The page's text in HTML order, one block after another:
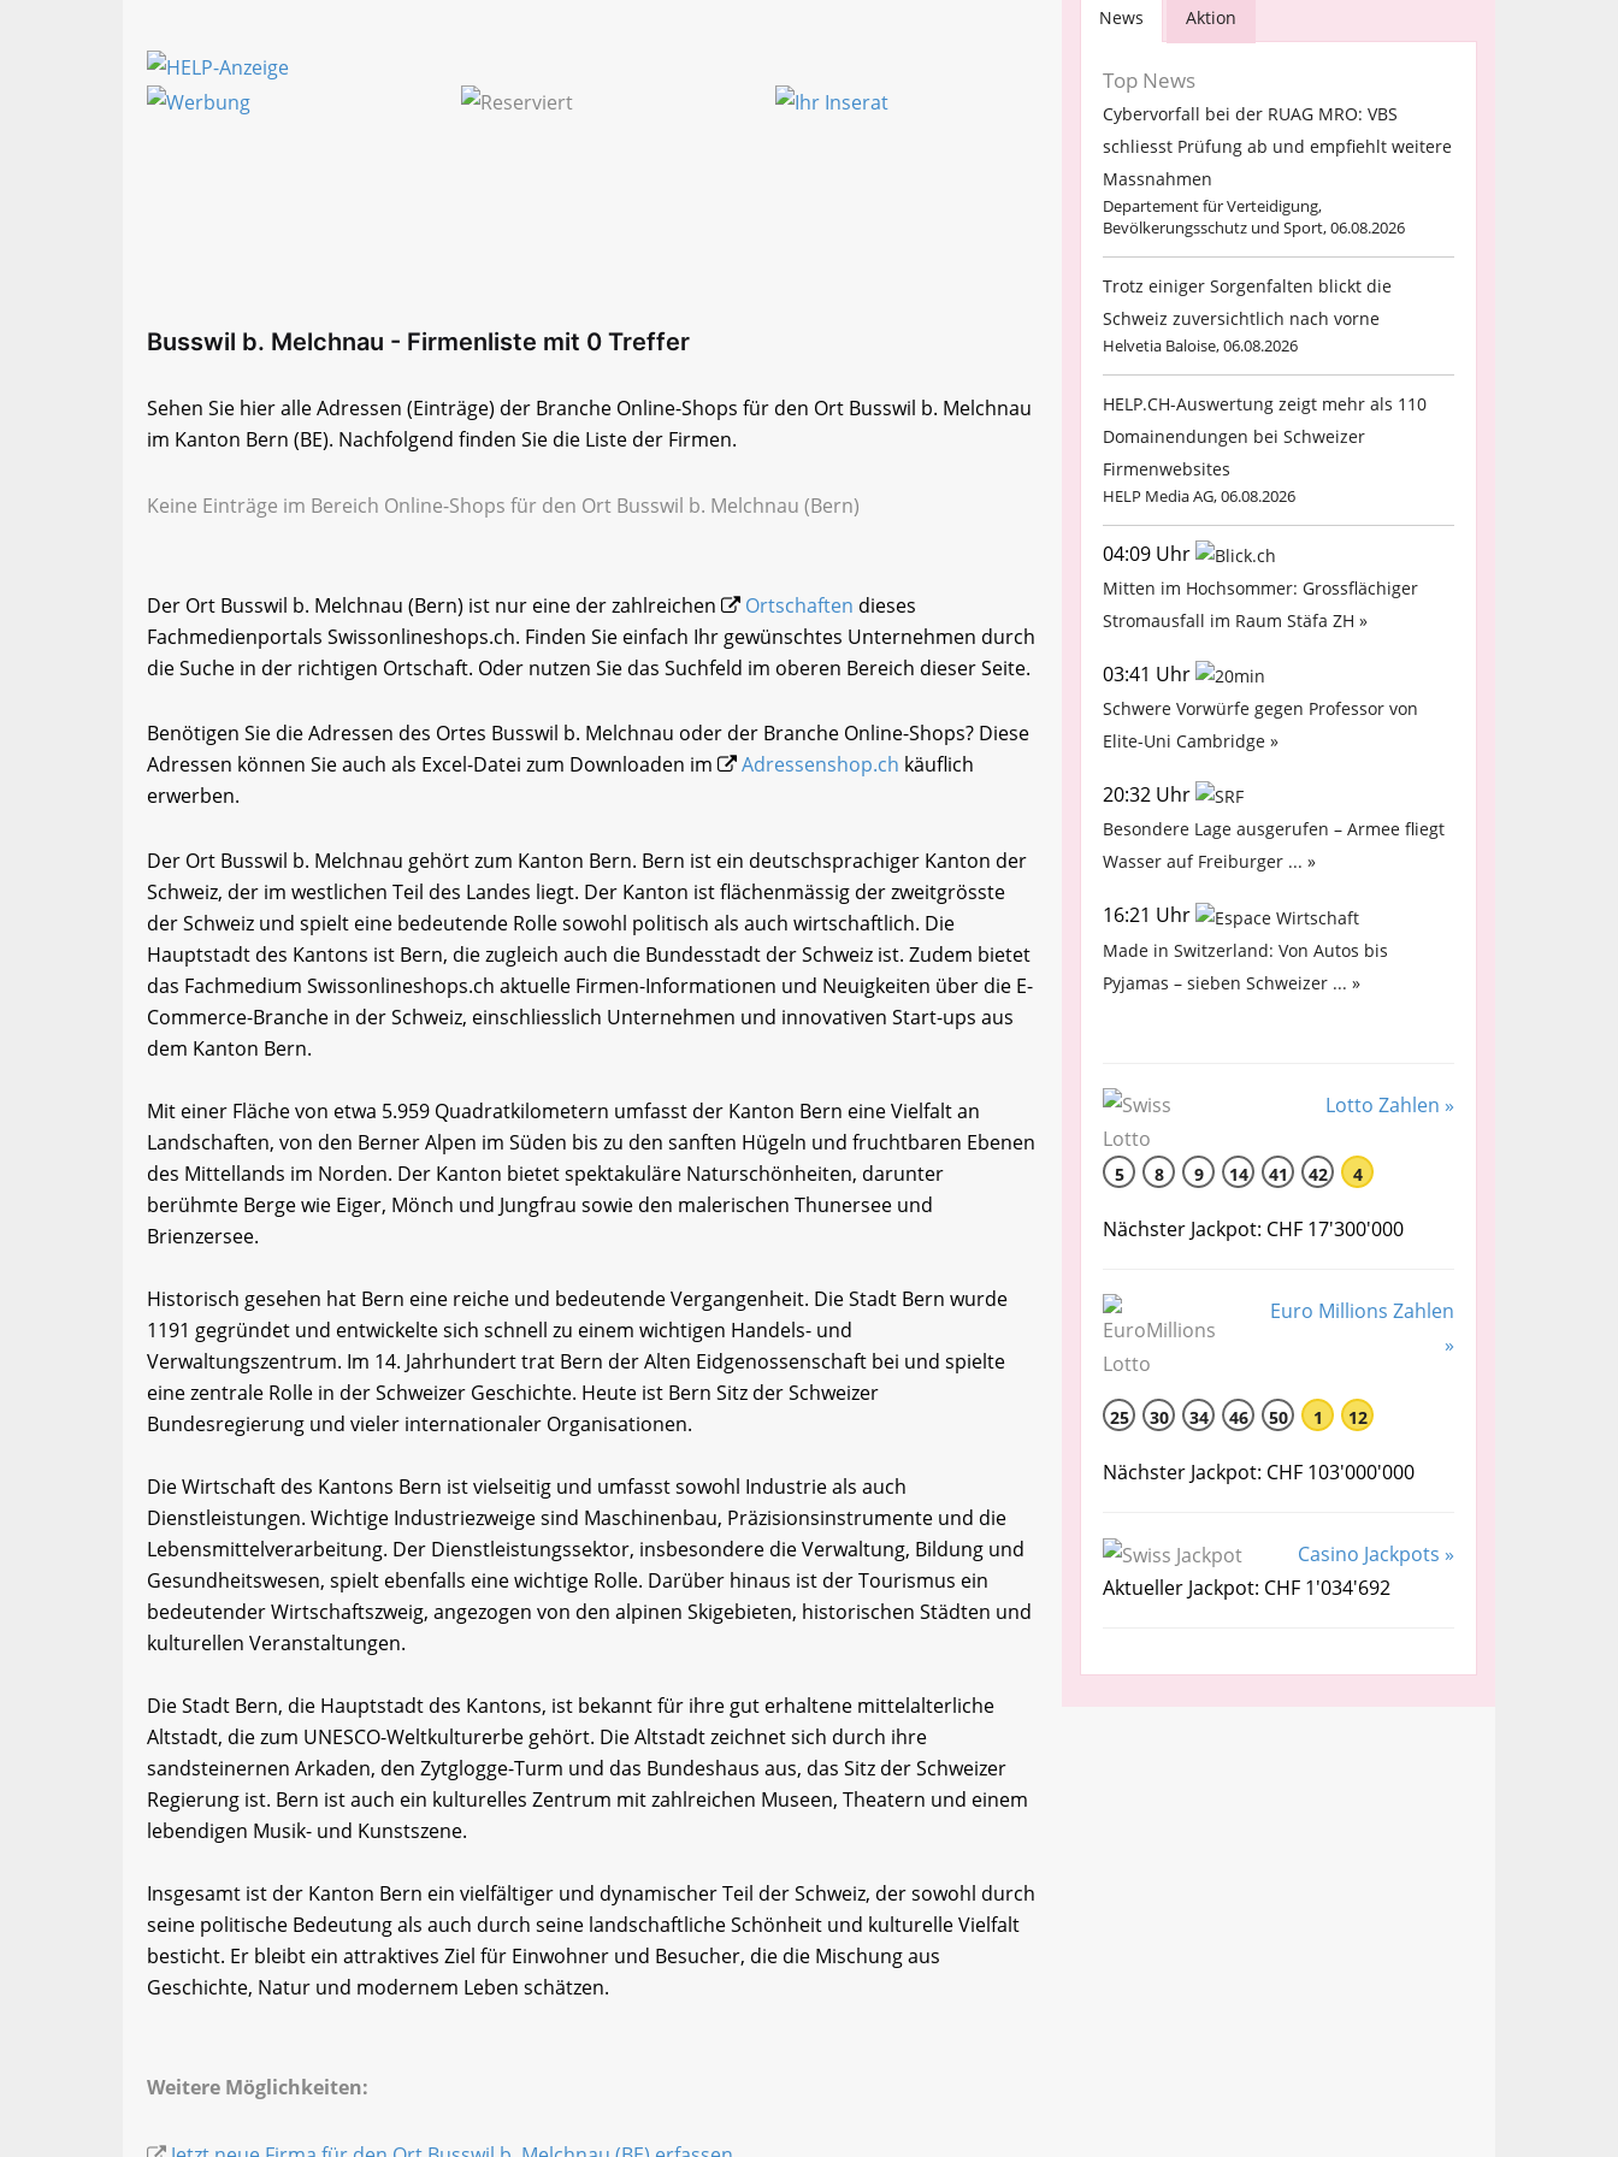
Busswil b. Melchnau - Firmenliste mit 0 Treffer
Sehen Sie hier alle Adressen (Einträge) der Branche Online-Shops für den Ort Busswil b. Melchnau
im Kanton Bern (BE). Nachfolgend finden Sie die Liste der Firmen.
Keine Einträge im Bereich Online-Shops für den Ort Busswil b. Melchnau (Bern)
Der Ort Busswil b. Melchnau (Bern) ist nur eine der zahlreichen Ortschaften dieses
Fachmedienportals Swissonlineshops.ch. Finden Sie einfach Ihr gewünschtes Unternehmen durch
die Suche in der richtigen Ortschaft. Oder nutzen Sie das Suchfeld im oberen Bereich dieser Seite.
Benötigen Sie die Adressen des Ortes Busswil b. Melchnau oder der Branche Online-Shops? Diese
Adressen können Sie auch als Excel-Datei zum Downloaden im
Adressenshop.ch käuflich
erwerben.
Der Ort Busswil b. Melchnau gehört zum Kanton Bern. Bern ist ein deutschsprachiger Kanton der
Schweiz, der im westlichen Teil des Landes liegt. Der Kanton ist flächenmässig der zweitgrösste
der Schweiz und spielt eine bedeutende Rolle sowohl politisch als auch wirtschaftlich. Die
Hauptstadt des Kantons ist Bern, die zugleich auch die Bundesstadt der Schweiz ist. Zudem bietet
das Fachmedium Swissonlineshops.ch aktuelle Firmen-Informationen und Neuigkeiten über die E-
Commerce-Branche in der Schweiz, einschliesslich Unternehmen und innovativen Start-ups aus
dem Kanton Bern.
Mit einer Fläche von etwa 5.959 Quadratkilometern umfasst der Kanton Bern eine Vielfalt an
Landschaften, von den Berner Alpen im Süden bis zu den sanften Hügeln und fruchtbaren Ebenen
des Mittellands im Norden. Der Kanton bietet spektakuläre Naturschönheiten, darunter
berühmte Berge wie Eiger, Mönch und Jungfrau sowie den malerischen Thunersee und
Brienzersee.
Historisch gesehen hat Bern eine reiche und bedeutende Vergangenheit. Die Stadt Bern wurde
1191 gegründet und entwickelte sich schnell zu einem wichtigen Handels- und
Verwaltungszentrum. Im 14. Jahrhundert trat Bern der Alten Eidgenossenschaft bei und spielte
eine zentrale Rolle in der Schweizer Geschichte. Heute ist Bern Sitz der Schweizer
Bundesregierung und vieler internationaler Organisationen.
Die Wirtschaft des Kantons Bern ist vielseitig und umfasst sowohl Industrie als auch
Dienstleistungen. Wichtige Industriezweige sind Maschinenbau, Präzisionsinstrumente und die
Lebensmittelverarbeitung. Der Dienstleistungssektor, insbesondere die Verwaltung, Bildung und
Gesundheitswesen, spielt ebenfalls eine wichtige Rolle. Darüber hinaus ist der Tourismus ein
bedeutender Wirtschaftszweig, angezogen von den alpinen Skigebieten, historischen Städten und
kulturellen Veranstaltungen.
Die Stadt Bern, die Hauptstadt des Kantons, ist bekannt für ihre gut erhaltene mittelalterliche
Altstadt, die zum UNESCO-Weltkulturerbe gehört. Die Altstadt zeichnet sich durch ihre
sandsteinernen Arkaden, den Zytglogge-Turm und das Bundeshaus aus, das Sitz der Schweizer
Regierung ist. Bern ist auch ein kulturelles Zentrum mit zahlreichen Museen, Theatern und einem
lebendigen Musik- und Kunstszene.
Insgesamt ist der Kanton Bern ein vielfältiger und dynamischer Teil der Schweiz, der sowohl durch
seine politische Bedeutung als auch durch seine landschaftliche Schönheit und kulturelle Vielfalt
besticht. Er bleibt ein attraktives Ziel für Einwohner und Besucher, die die Mischung aus
Geschichte, Natur und modernem Leben schätzen.
Weitere Möglichkeiten:
News Aktion
Top News
Cybervorfall bei der RUAG MRO: VBS
schliesst Prüfung ab und empfiehlt weitere
Massnahmen
Departement für Verteidigung,
Bevölkerungsschutz und Sport, 06.08.2026
Trotz einiger Sorgenfalten blickt die
Schweiz zuversichtlich nach vorne
Helvetia Baloise, 06.08.2026
HELP.CH-Auswertung zeigt mehr als 110
Domainendungen bei Schweizer
Firmenwebsites
HELP Media AG, 06.08.2026
04:09 Uhr
Mitten im Hochsommer: Grossflächiger
Stromausfall im Raum Stäfa ZH »
03:41 Uhr
Schwere Vorwürfe gegen Professor von
Elite-Uni Cambridge »
20:32 Uhr
Besondere Lage ausgerufen – Armee fliegt
Wasser auf Freiburger ... »
16:21 Uhr
Made in Switzerland: Von Autos bis
Pyjamas – sieben Schweizer ... »
Lotto Zahlen »
5 8 9 14 41 42 4
Nächster Jackpot: CHF 17'300'000
Euro Millions Zahlen
»
25 30 34 46 50 1 12
Nächster Jackpot: CHF 103'000'000
Casino Jackpots »
Aktueller Jackpot: CHF 1'034'692